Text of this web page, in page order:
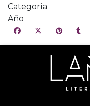
Categoría
Año